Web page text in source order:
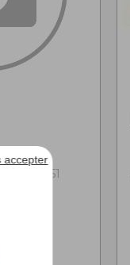
accepter
: 251